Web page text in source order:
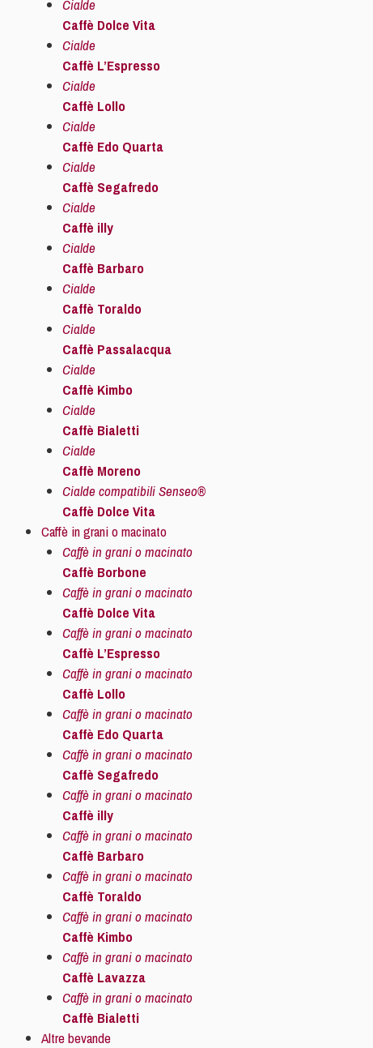
Cialde
Caffè Dolce Vita
Cialde
Caffè L’Espresso
Cialde
Caffè Lollo
Cialde
Caffè Edo Quarta
Cialde
Caffè Segafredo
Cialde
Caffè illy
Cialde
Caffè Barbaro
Cialde
Caffè Toraldo
Cialde
Caffè Passalacqua
Cialde
Caffè Kimbo
Cialde
Caffè Bialetti
Cialde
Caffè Moreno
Cialde compatibili Senseo®
Caffè Dolce Vita
Caffè in grani o macinato
Caffè in grani o macinato
Caffè Borbone
Caffè in grani o macinato
Caffè Dolce Vita
Caffè in grani o macinato
Caffè L’Espresso
Caffè in grani o macinato
Caffè Lollo
Caffè in grani o macinato
Caffè Edo Quarta
Caffè in grani o macinato
Caffè Segafredo
Caffè in grani o macinato
Caffè illy
Caffè in grani o macinato
Caffè Barbaro
Caffè in grani o macinato
Caffè Toraldo
Caffè in grani o macinato
Caffè Kimbo
Caffè in grani o macinato
Caffè Lavazza
Caffè in grani o macinato
Caffè Bialetti
Altre bevande